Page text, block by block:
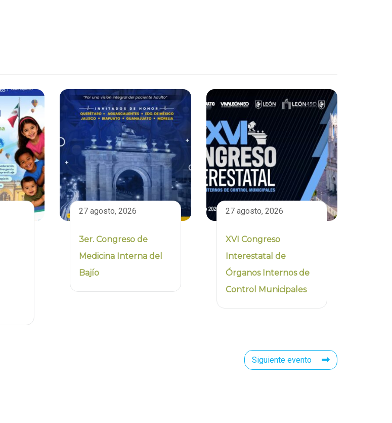
27 agosto, 2026
3er. Congreso de
Medicina Interna del
Bajío
27 agosto, 2026
XVI Congreso
Interestatal de
Órganos Internos de
Control Municipales
Siguiente evento